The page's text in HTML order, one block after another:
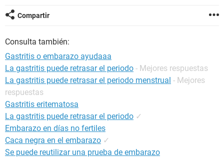
Compartir
Consulta también:
Gastritis o embarazo ayudaaa
La gastritis puede retrasar el periodo - Mejores respuestas
La gastritis puede retrasar el periodo menstrual - Mejores
respuestas
Gastritis eritematosa
La gastritis puede retrasar el periodo ✓
Embarazo en días no fertiles
Caca negra en el embarazo ✓
Se puede reutilizar una prueba de embarazo